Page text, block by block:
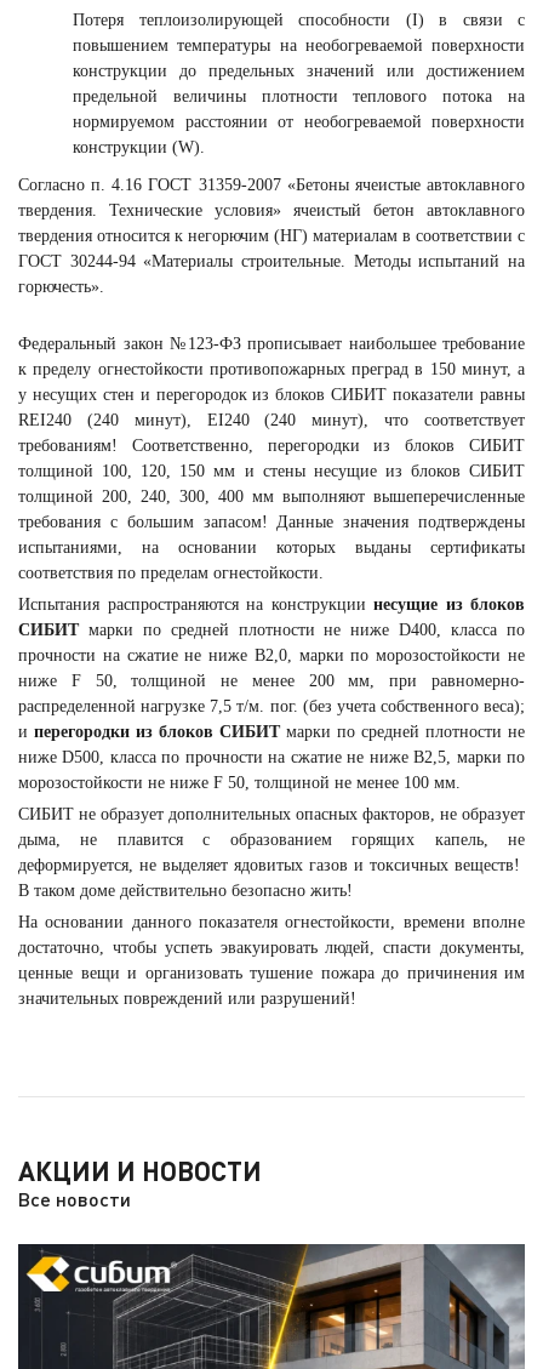
Потеря теплоизолирующей способности (I) в связи с
повышением температуры на необогреваемой поверхности
конструкции до предельных значений или достижением
предельной величины плотности теплового потока на
нормируемом расстоянии от необогреваемой поверхности
конструкции (W).
Согласно п. 4.16 ГОСТ 31359-2007 «Бетоны ячеистые автоклавного
твердения. Технические условия» ячеистый бетон автоклавного
твердения относится к негорючим (НГ) материалам в соответствии с
ГОСТ 30244-94 «Материалы строительные. Методы испытаний на
горючесть».
Федеральный закон №123-ФЗ прописывает наибольшее требование
к пределу огнестойкости противопожарных преград в 150 минут, а
у несущих стен и перегородок из блоков СИБИТ показатели равны
REI240 (240 минут), EI240 (240 минут), что соответствует
требованиям! Соответственно, перегородки из блоков СИБИТ
толщиной 100, 120, 150 мм и стены несущие из блоков СИБИТ
толщиной 200, 240, 300, 400 мм выполняют вышеперечисленные
требования с большим запасом! Данные значения подтверждены
испытаниями, на основании которых выданы сертификаты
соответствия по пределам огнестойкости.
Испытания распространяются на конструкции несущие из блоков
СИБИТмарки по средней плотности не ниже D400, класса по
прочности на сжатие не ниже B2,0, марки по морозостойкости не
ниже F 50, толщиной не менее 200 мм, при равномерно-
распределенной нагрузке 7,5 т/м. пог. (без учета собственного веса);
и перегородки из блоков СИБИТмарки по средней плотности не
ниже D500, класса по прочности на сжатие не ниже B2,5, марки по
морозостойкости не ниже F 50, толщиной не менее 100 мм.
СИБИТ не образует дополнительных опасных факторов, не образует
дыма, не плавится с образованием горящих капель, не
деформируется, не выделяет ядовитых газов и токсичных веществ!
В таком доме действительно безопасно жить!
На основании данного показателя огнестойкости, времени вполне
достаточно, чтобы успеть эвакуировать людей, спасти документы,
ценные вещи и организовать тушение пожара до причинения им
значительных повреждений или разрушений!
АКЦИИ И НОВОСТИ
Все новости